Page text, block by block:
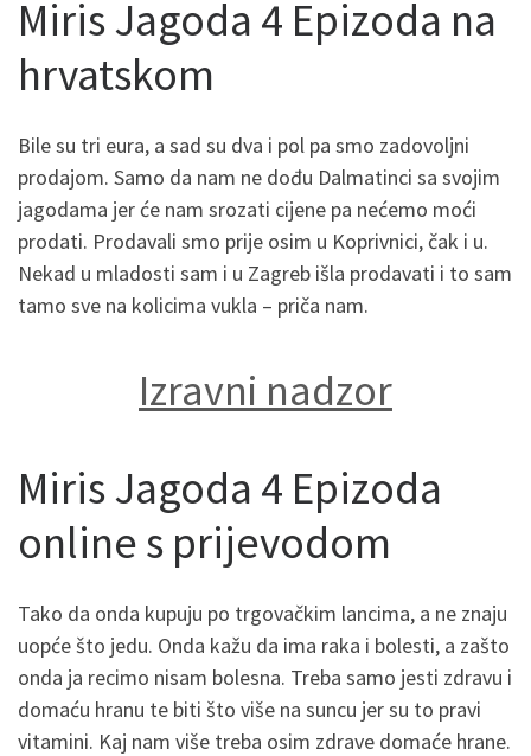
Miris Jagoda 4 Epizoda na
hrvatskom
Bile su tri eura, a sad su dva i pol pa smo zadovoljni
prodajom. Samo da nam ne dođu Dalmatinci sa svojim
jagodama jer će nam srozati cijene pa nećemo moći
prodati. Prodavali smo prije osim u Koprivnici, čak i u.
Nekad u mladosti sam i u Zagreb išla prodavati i to sam
tamo sve na kolicima vukla – priča nam.
Izravni nadzor
Miris Jagoda 4 Epizoda
online s prijevodom
Tako da onda kupuju po trgovačkim lancima, a ne znaju
uopće što jedu. Onda kažu da ima raka i bolesti, a zašto
onda ja recimo nisam bolesna. Treba samo jesti zdravu i
domaću hranu te biti što više na suncu jer su to pravi
vitamini. Kaj nam više treba osim zdrave domaće hrane.